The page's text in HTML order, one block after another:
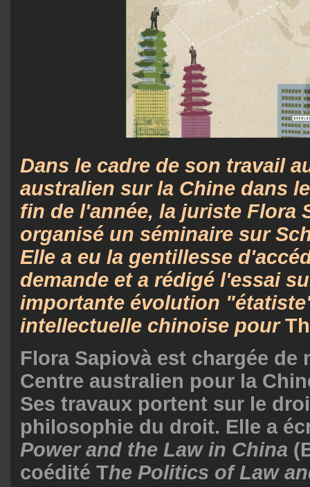
Dans le cadre de son travail
australien sur la Chine dans
fin de l'année, la juriste Flora
organisé un séminaire sur
Elle a eu la gentillesse
demande et a rédigé l'essai
importante évolution
intellectuelle chinoise pour
Flora Sapiovà est chargée de
Centre australien pour la
Ses travaux portent sur le
philosophie du droit. Elle a
Power and the Law in China
coédité The Politics of Law